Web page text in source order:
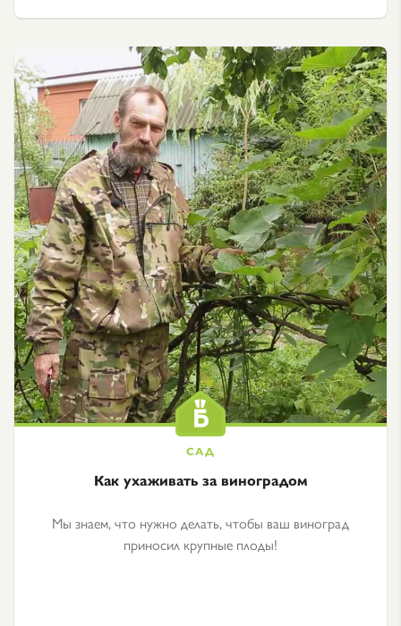
Как ухаживать за виноградом
Мы знаем, что нужно делать, чтобы ваш виноград
приносил крупные плоды!